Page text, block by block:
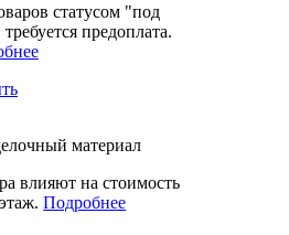
статусом "под
требуется предоплата.
материал
влияют на стоимость
Подробнее